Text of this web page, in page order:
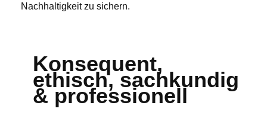
Nachhaltigkeit zu sichern.
Konsequent,
ethisch, sachkundig
& professionell